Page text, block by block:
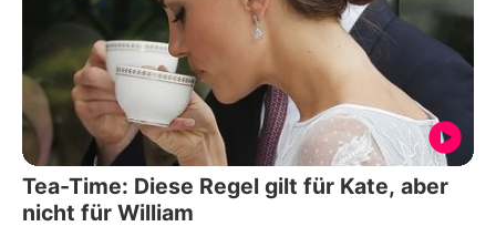
Tea-Time: Diese Regel gilt für Kate, aber
nicht für William